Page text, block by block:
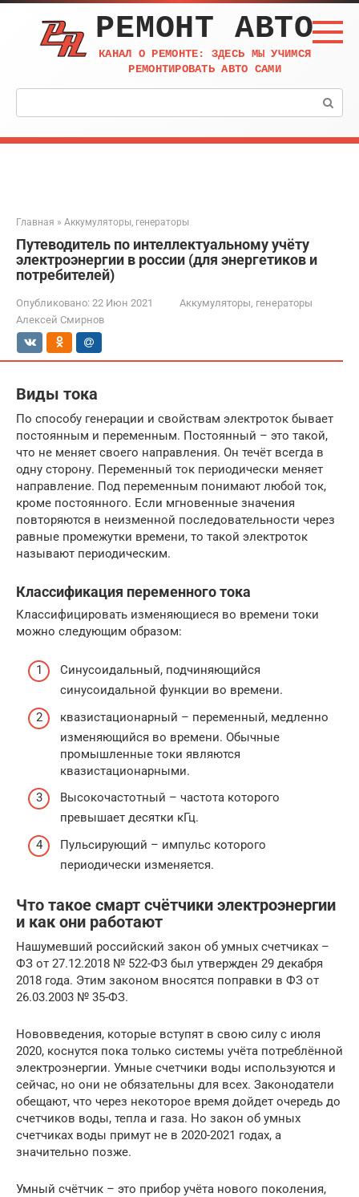
Перейти
контенту
РЕМОНТ АВТО
КАНАЛ О РЕМОНТЕ: ЗДЕСЬ МЫ УЧИМСЯ
РЕМОНТИРОВАТЬ АВТО САМИ
Поиск:
Главная » Аккумуляторы, генераторы
Путеводитель по интеллектуальному учёту
электроэнергии в россии (для энергетиков и
потребителей)
Опубликовано: 22 Июн 2021
Аккумуляторы, генераторы
Алексей Смирнов
Виды тока
По способу генерации и свойствам электроток бывает
постоянным и переменным. Постоянный – это такой,
что не меняет своего направления. Он течёт всегда в
одну сторону. Переменный ток периодически меняет
направление. Под переменным понимают любой ток,
кроме постоянного. Если мгновенные значения
повторяются в неизменной последовательности через
равные промежутки времени, то такой электроток
называют периодическим.
Классификация переменного тока
Классифицировать изменяющиеся во времени токи
можно следующим образом:
Синусоидальный, подчиняющийся
синусоидальной функции во времени.
квазистационарный – переменный, медленно
изменяющийся во времени. Обычные
промышленные токи являются
квазистационарными.
Высокочастотный – частота которого
превышает десятки кГц.
Пульсирующий – импульс которого
периодически изменяется.
Что такое смарт счётчики электроэнергии
и как они работают
Нашумевший российский закон об умных счетчиках –
ФЗ от 27.12.2018 № 522-ФЗ был утвержден 29 декабря
2018 года. Этим законом вносятся поправки в ФЗ от
26.03.2003 № 35-ФЗ.
Нововведения, которые вступят в свою силу с июля
2020, коснутся пока только системы учёта потреблённой
электроэнергии. Умные счетчики воды используются и
сейчас, но они не обязательны для всех. Законодатели
обещают, что через некоторое время дойдет очередь до
счетчиков воды, тепла и газа. Но закон об умных
счетчиках воды примут не в 2020-2021 годах, а
значительно позже.
Умный счётчик – это прибор учёта нового поколения,